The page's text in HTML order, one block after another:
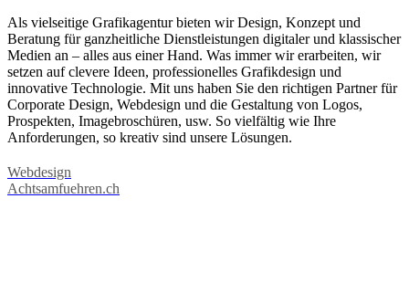
Als vielseitige Grafikagentur bieten wir Design, Konzept und
Beratung für ganzheitliche Dienstleistungen digitaler und klassischer
Medien an – alles aus einer Hand. Was immer wir erarbeiten, wir
setzen auf clevere Ideen, professionelles Grafikdesign und
innovative Technologie. Mit uns haben Sie den richtigen Partner für
Corporate Design, Webdesign und die Gestaltung von Logos,
Prospekten, Imagebroschüren, usw. So vielfältig wie Ihre
Anforderungen, so kreativ sind unsere Lösungen.
Webdesign
Achtsamfuehren.ch